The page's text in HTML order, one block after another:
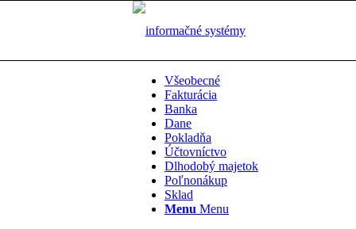
Všeobecné
Fakturácia
Banka
Dane
Pokladňa
Účtovníctvo
Dlhodobý majetok
Poľnonákup
Sklad
Menu Menu